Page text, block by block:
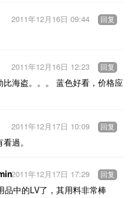
2011年12月16日 09:44 回复
海盗。。。 蓝色好看，价格应
2011年12月16日 12:23 回复
過。
2011年12月17日 10:09 回复
品中的LV了，其用料非常棒
2011年12月17日 17:29 回复